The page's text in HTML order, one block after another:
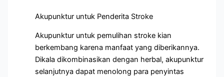
Akupunktur untuk Penderita Stroke
Akupunktur untuk pemulihan stroke kian
berkembang karena manfaat yang diberikannya.
Dikala dikombinasikan dengan herbal, akupunktur
selanjutnya dapat menolong para penyintas